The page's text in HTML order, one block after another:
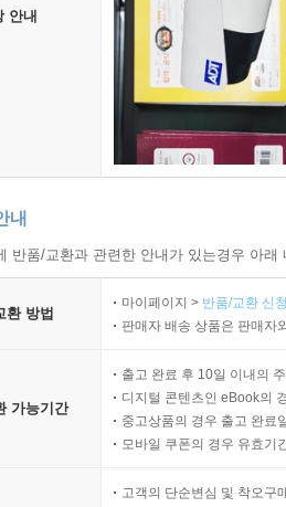
안내
내
반품/교환과 관련한 안내가 있는경우 아
환 방법
마이페이지 > 반품/교환 신
판매자 배송 상품은 판매자
가능기간
출고 완료 후 10일 이내의
디지털 콘텐츠인 eBook의
중고상품의 경우 출고 완료
모바일 쿠폰의 경우 유효기
고객의 단순변심 및 착오구